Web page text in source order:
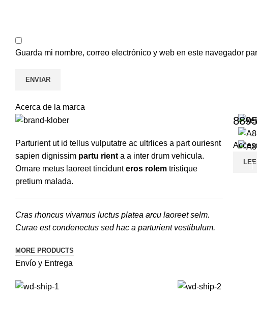
Guarda mi nombre, correo electrónico y web en este navegador
Acerca de la marca
Parturient ut id tellus vulputatre ac ultrlices a part ouriesnt
sapien dignissim partu rient a a inter drum vehicula.
Ornare metus laoreet tincidunteros rolem tristique
pretium malada.
Cras rhoncus vivamus luctus platea arcu laoreet selm.
Curae est condenectus sed hac a parturient vestibulum.
MORE PRODUCTS
Envío y Entrega